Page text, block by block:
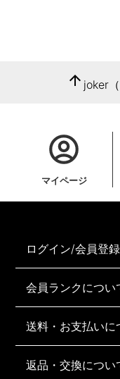
arrow_upward joker
マイページ
ログイン/会員登録
会員ランクについ
送料・お支払いに
返品・交換につい